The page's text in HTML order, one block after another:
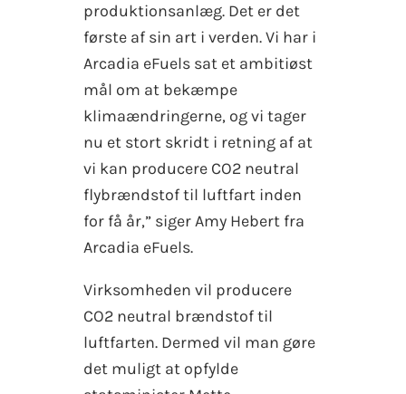
produktionsanlæg. Det er det
første af sin art i verden. Vi har i
Arcadia eFuels sat et ambitiøst
mål om at bekæmpe
klimaændringerne, og vi tager
nu et stort skridt i retning af at
vi kan producere CO2 neutral
flybrændstof til luftfart inden
for få år,” siger Amy Hebert fra
Arcadia eFuels.
Virksomheden vil producere
CO2 neutral brændstof til
luftfarten. Dermed vil man gøre
det muligt at opfylde